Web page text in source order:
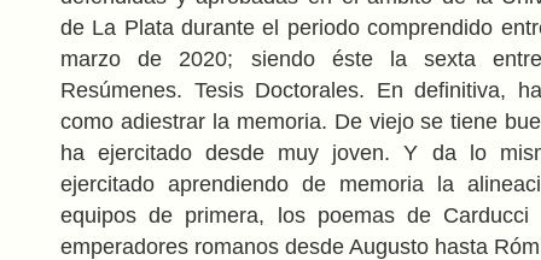
de La Plata durante el periodo comprendido
marzo de 2020; siendo éste la sexta
Resúmenes. Tesis Doctorales. En definitiva,
como adiestrar la memoria. De viejo se tiene
ha ejercitado desde muy joven. Y da lo
ejercitado aprendiendo de memoria la
equipos de primera, los poemas de
emperadores romanos desde Augusto hasta